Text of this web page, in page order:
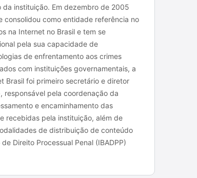
instituição. Em dezembro de 2005
consolidou como entidade referência no
na Internet no Brasil e tem se
pela sua capacidade de
de enfrentamento aos crimes
com instituições governamentais, a
Brasil foi primeiro secretário e diretor
responsável pela coordenação da
e encaminhamento das
recebidas pela instituição, além de
de distribuição de conteúdo
Direito Processual Penal (IBADPP)